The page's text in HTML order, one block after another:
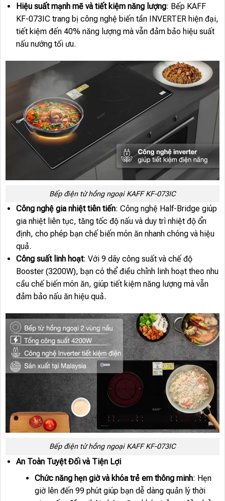
Hiệu suất mạnh mẽ và tiết kiệm năng lượng: Bếp KAFF
KF-073IC trang bị công nghệ biến tần INVERTER hiện đại,
tiết kiệm đến 40% năng lượng mà vẫn đảm bảo hiệu suất
nấu nướng tối ưu.
Bếp điện từ hồng ngoại KAFF KF-073IC
Công nghệ gia nhiệt tiên tiến: Công nghệ Half-Bridge giúp
gia nhiệt liên tục, tăng tốc độ nấu và duy trì nhiệt độ ổn
định, cho phép bạn chế biến món ăn nhanh chóng và hiệu
quả.
Công suất linh hoạt: Với 9 dãy công suất và chế độ
Booster (3200W), bạn có thể điều chỉnh linh hoạt theo nhu
cầu chế biến món ăn, giúp tiết kiệm năng lượng mà vẫn
đảm bảo nấu ăn hiệu quả.
Bếp điện từ hồng ngoại KAFF KF-073IC
An Toàn Tuyệt Đối và Tiện Lợi
Chức năng hẹn giờ và khóa trẻ em thông minh: Hẹn
giờ lên đến 99 phút giúp bạn dễ dàng quản lý thời